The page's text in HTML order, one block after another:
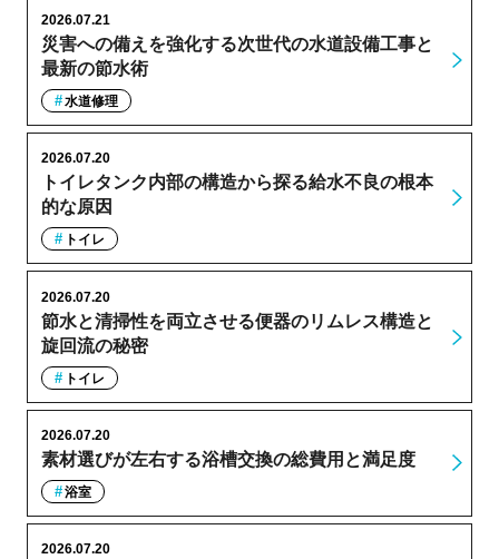
災害への備えを強化する次世代の水道設備工事と
最新の節水術
2026.07.21
水道修理
トイレタンク内部の構造から探る給水不良の根本
的な原因
2026.07.20
トイレ
節水と清掃性を両立させる便器のリムレス構造と
旋回流の秘密
2026.07.20
トイレ
素材選びが左右する浴槽交換の総費用と満足度
2026.07.20
浴室
2026.07.20